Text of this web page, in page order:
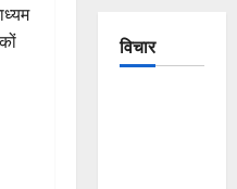
विचार